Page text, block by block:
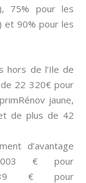
75% pour les
et 90% pour les
hors de l’Ile de
22 320€ pour
jaune,
de plus de 42
d’avantage
€ pour
€ pour